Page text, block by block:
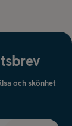
och skönhet